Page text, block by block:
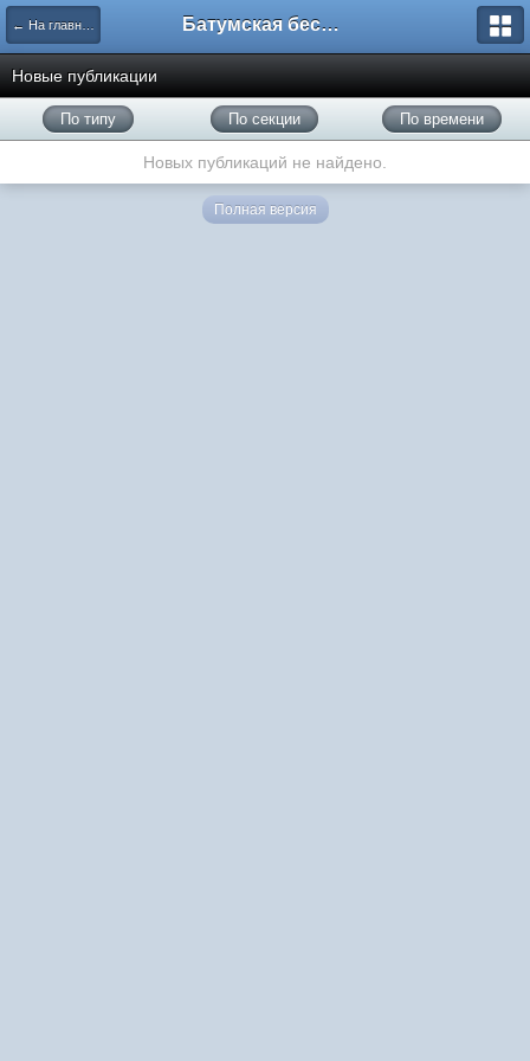
← На главную Батумская беседка
Новые публикации
По типу По секции По времени
Новых публикаций не найдено.
Полная версия